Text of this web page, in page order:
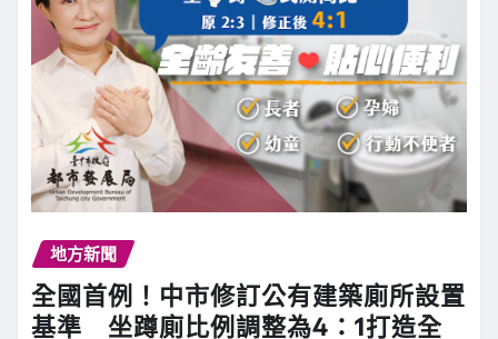
地方新聞
全國首例！中市修訂公有建築廁所設置
基準 坐蹲廁比例調整為4：1打造全